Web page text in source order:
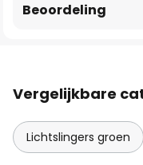
Beoordeling
Vergelijkbare
Lichtslingers groen